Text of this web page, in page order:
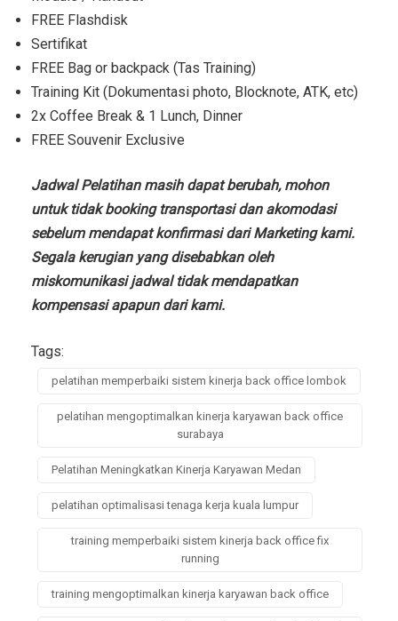
FREE Flashdisk
Sertifikat
FREE Bag or backpack (Tas Training)
Training Kit (Dokumentasi photo, Blocknote, ATK, etc)
2x Coffee Break & 1 Lunch, Dinner
FREE Souvenir Exclusive
Jadwal Pelatihan masih dapat berubah, mohon
untuk tidak booking transportasi dan akomodasi
sebelum mendapat konfirmasi dari Marketing kami.
Segala kerugian yang disebabkan oleh
miskomunikasi jadwal tidak mendapatkan
kompensasi apapun dari kami.
Tags:
pelatihan memperbaiki sistem kinerja back office lombok
pelatihan mengoptimalkan kinerja karyawan back office
surabaya
Pelatihan Meningkatkan Kinerja Karyawan Medan
pelatihan optimalisasi tenaga kerja kuala lumpur
training memperbaiki sistem kinerja back office fix
running
training mengoptimalkan kinerja karyawan back office